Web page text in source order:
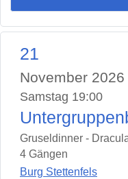
21
November 2026
Samstag 19:00
Gruseldinner -
4 Gängen
Burg Stettenfels